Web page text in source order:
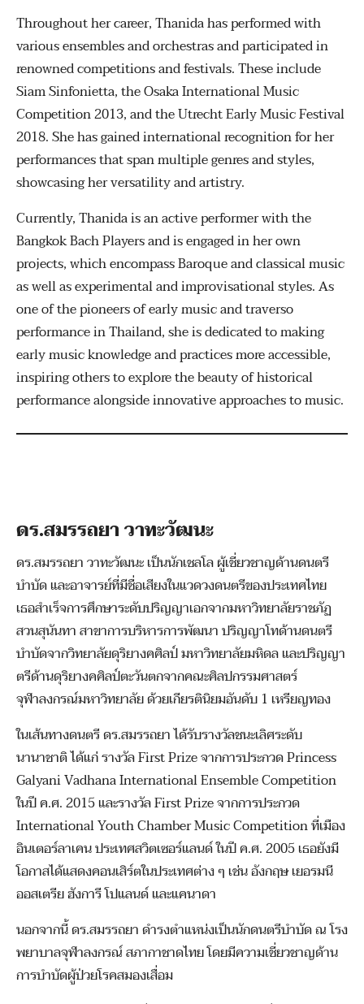
Throughout her career, Thanida has performed with
various ensembles and orchestras and participated in
renowned competitions and festivals. These include
Siam Sinfonietta, the Osaka International Music
Competition 2013, and the Utrecht Early Music Festival
2018. She has gained international recognition for her
performances that span multiple genres and styles,
showcasing her versatility and artistry.
Currently, Thanida is an active performer with the
Bangkok Bach Players and is engaged in her own
projects, which encompass Baroque and classical music
as well as experimental and improvisational styles. As
one of the pioneers of early music and traverso
performance in Thailand, she is dedicated to making
early music knowledge and practices more accessible,
inspiring others to explore the beauty of historical
performance alongside innovative approaches to music.
ดร.สมรรถยา วาทะวัฒนะ
ดร.สมรรถยา วาทะวัฒนะ เป็นนักเชลโล ผู้เชี่ยวชาญด้านดนตรี
บำบัด และอาจารย์ที่มีชื่อเสียงในแวดวงดนตรีของประเทศไทย
เธอสำเร็จการศึกษาระดับปริญญาเอกจากมหาวิทยาลัยราชภัฏ
สวนสุนันทา สาขาการบริหารการพัฒนา ปริญญาโทด้านดนตรี
บำบัดจากวิทยาลัยดุริยางคศิลป์ มหาวิทยาลัยมหิดล และปริญญา
ตรีด้านดุริยางคศิลป์ตะวันตกจากคณะศิลปกรรมศาสตร์
จุฬาลงกรณ์มหาวิทยาลัย ด้วยเกียรตินิยมอันดับ 1 เหรียญทอง
ในเส้นทางดนตรี ดร.สมรรถยา ได้รับรางวัลชนะเลิศระดับ
นานาชาติ ได้แก่ รางวัล First Prize จากการประกวด Princess
Galyani Vadhana International Ensemble Competition
ในปี ค.ศ. 2015 และรางวัล First Prize จากการประกวด
International Youth Chamber Music Competition ที่เมือง
อินเตอร์ลาเคน ประเทศสวิตเซอร์แลนด์ ในปี ค.ศ. 2005 เธอยังมี
โอกาสได้แสดงคอนเสิร์ตในประเทศต่าง ๆ เช่น อังกฤษ เยอรมนี
ออสเตรีย ฮังการี โปแลนด์ และแคนาดา
นอกจากนี้ ดร.สมรรถยา ดำรงตำแหน่งเป็นนักดนตรีบำบัด ณ โรง
พยาบาลจุฬาลงกรณ์ สภากาชาดไทย โดยมีความเชี่ยวชาญด้าน
การบำบัดผู้ป่วยโรคสมองเสื่อม